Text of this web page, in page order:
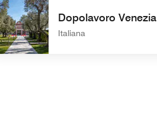
Dopolavoro Venezia
Italiana